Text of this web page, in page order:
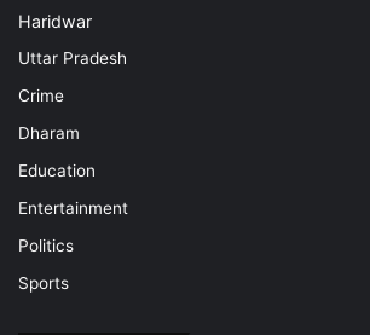
Haridwar
Uttar Pradesh
Crime
Dharam
Education
Entertainment
Politics
Sports